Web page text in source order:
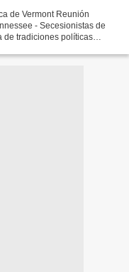
de Vermont Reunión
- Secesionistas de
de tradiciones políticas